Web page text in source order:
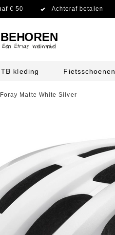
€ 50 Achteraf betalen
kleding Fietsschoenen
Matte White Silver